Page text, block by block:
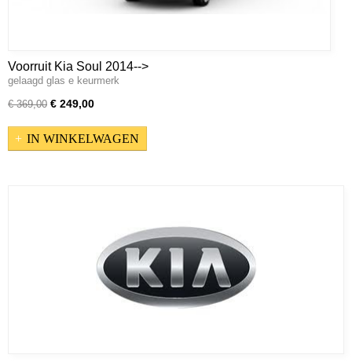
Voorruit Kia Soul 2014-->
gelaagd glas e keurmerk
€ 369,00 € 249,00
IN WINKELWAGEN